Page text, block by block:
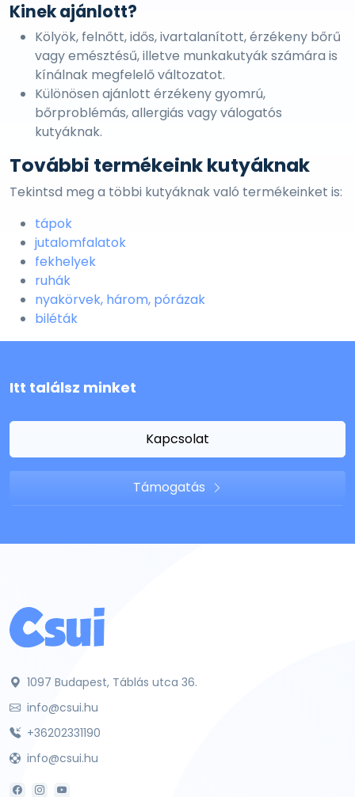
Kinek ajánlott?
Kölyök, felnőtt, idős, ivartalanított, érzékeny bőrű
vagy emésztésű, illetve munkakutyák számára is
kínálnak megfelelő változatot.
Különösen ajánlott érzékeny gyomrú,
bőrproblémás, allergiás vagy válogatós
kutyáknak.
További termékeink kutyáknak
Tekintsd meg a többi kutyáknak való termékeinket is:
tápok
jutalomfalatok
fekhelyek
ruhák
nyakörvek, három, pórázak
biléták
Itt találsz minket
Kapcsolat
Támogatás
1097 Budapest, Táblás utca 36.
info@csui.hu
+36202331190
info@csui.hu